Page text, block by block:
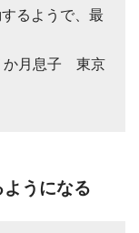
るようで、最
か月息子 東京
うになる